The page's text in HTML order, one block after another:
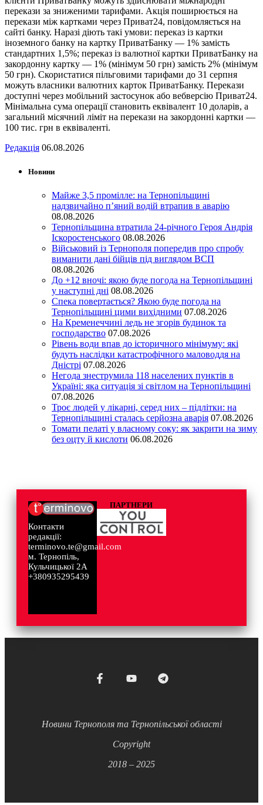
перекази за зниженими тарифами. Акція поширюється на
перекази між картками через Приват24, повідомляється на
сайті банку. Наразі діють такі умови: переказ із картки
іноземного банку на картку ПриватБанку — 1% замість
стандартних 1,5%; переказ із валютної картки ПриватБанку на
закордонну картку — 1% (мінімум 50 грн) замість 2% (мінімум
50 грн). Скористатися пільговими тарифами до 31 серпня
можуть власники валютних карток ПриватБанку. Перекази
доступні через мобільний застосунок або вебверсію Приват24.
Мінімальна сума операції становить еквівалент 10 доларів, а
загальний місячний ліміт на перекази на закордонні картки —
100 тис. грн в еквіваленті.
Редакція 06.08.2026
Новини
Майже 3,5 промілле: на Тернопільщині
надзвичайно п’яний водій втрапив в аварію
08.08.2026
Тернопільщина втратила 24-річного Героя Андрія
Іскоростенського 08.08.2026
Військовий із Тернополя попередив про спробу
виманити дані бійців під виглядом ВСП
08.08.2026
До +12 вночі: якою буде погода на Тернопільщині
у наступні дні 08.08.2026
Спека повертається? Якою буде погода на
Тернопільщині цими вихідними 07.08.2026
На Кременеччині ледь не згорів будинок та
господарство 07.08.2026
Рівень води впав до історичного мінімуму: які
будуть наслідки катастрофічного маловоддя на
Дністрі 07.08.2026
Негода знеструмила 118 населених пунктів в
Україні: яка ситуація зі світлом на Тернопільщині
07.08.2026
Троє людей у лікарні, серед них – підлітки: на
Тернопільщині сталась серйозна аварія 07.08.2026
Томати пелаті у власному соку: як закрити на зиму
без оцту й кислоти 06.08.2026
Контакти
редакції:
terminovo.te@gmail.com
м. Тернопіль,
Кульчицької 2А
+380935295439
ПАРТНЕРИ
Новини Тернополя та Тернопільської області
Copyright
2018 – 2025